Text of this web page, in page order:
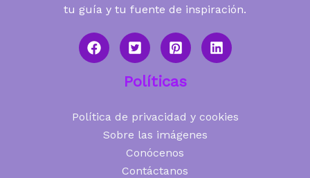
tu guía y tu fuente de inspiración.
Políticas
Política de privacidad y cookies
Sobre las imágenes
Conócenos
Contáctanos